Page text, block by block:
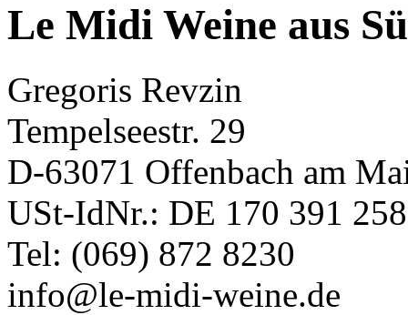
Le Midi Weine aus
Gregoris Revzin
Tempelseestr. 29
D-63071 Offenbach am
USt-IdNr.: DE 170 391 258
Tel: (069) 872 8230
info@le-midi-weine.de